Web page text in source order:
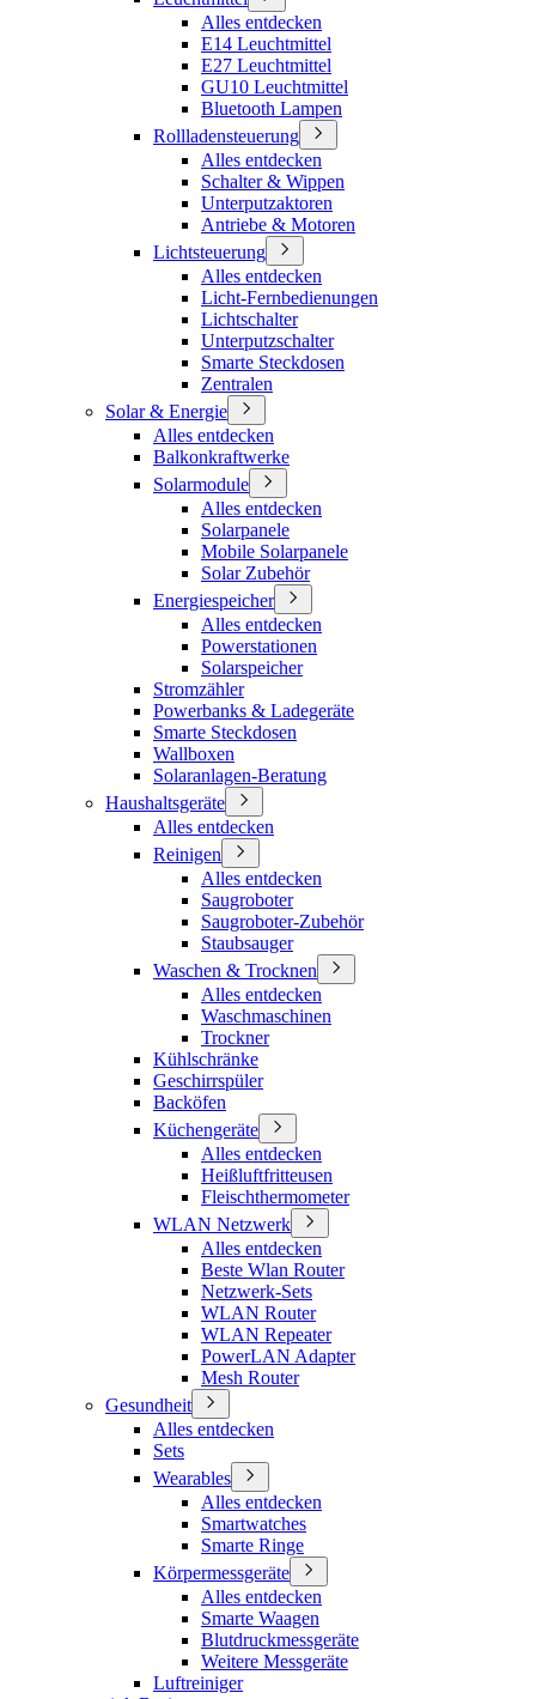
Alles entdecken
E14 Leuchtmittel
E27 Leuchtmittel
GU10 Leuchtmittel
Bluetooth Lampen
Rollladensteuerung
Alles entdecken
Schalter & Wippen
Unterputzaktoren
Antriebe & Motoren
Lichtsteuerung
Alles entdecken
Licht-Fernbedienungen
Lichtschalter
Unterputzschalter
Smarte Steckdosen
Zentralen
Solar & Energie
Alles entdecken
Balkonkraftwerke
Solarmodule
Alles entdecken
Solarpanele
Mobile Solarpanele
Solar Zubehör
Energiespeicher
Alles entdecken
Powerstationen
Solarspeicher
Stromzähler
Powerbanks & Ladegeräte
Smarte Steckdosen
Wallboxen
Solaranlagen-Beratung
Haushaltsgeräte
Alles entdecken
Reinigen
Alles entdecken
Saugroboter
Saugroboter-Zubehör
Staubsauger
Waschen & Trocknen
Alles entdecken
Waschmaschinen
Trockner
Kühlschränke
Geschirrspüler
Backöfen
Küchengeräte
Alles entdecken
Heißluftfritteusen
Fleischthermometer
WLAN Netzwerk
Alles entdecken
Beste Wlan Router
Netzwerk-Sets
WLAN Router
WLAN Repeater
PowerLAN Adapter
Mesh Router
Gesundheit
Alles entdecken
Sets
Wearables
Alles entdecken
Smartwatches
Smarte Ringe
Körpermessgeräte
Alles entdecken
Smarte Waagen
Blutdruckmessgeräte
Weitere Messgeräte
Luftreiniger